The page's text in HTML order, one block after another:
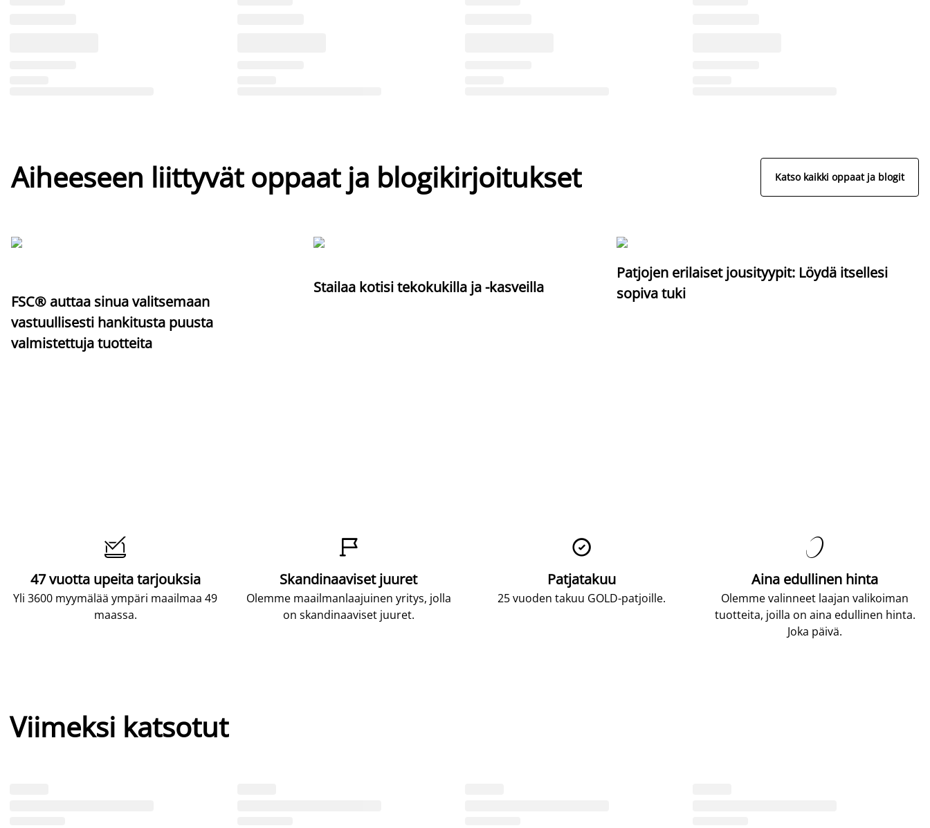
Aiheeseen liittyvät oppaat ja blogikirjoitukset Katso kaikki oppaat ja blogit
FSC® auttaa sinua valitsemaan
vastuullisesti hankitusta puusta
valmistettuja tuotteita
Stailaa kotisi tekokukilla ja -kasveilla
Patjojen erilaiset jousityypit: Löydä itsellesi
sopiva tuki

47 vuotta upeita tarjouksia
Yli 3600 myymälää ympäri maailmaa 49
maassa.

Skandinaaviset juuret
Olemme maailmanlaajuinen yritys, jolla
on skandinaaviset juuret.

Patjatakuu
25 vuoden takuu GOLD-patjoille.

Aina edullinen hinta
Olemme valinneet laajan valikoiman
tuotteita, joilla on aina edullinen hinta.
Joka päivä.
Viimeksi katsotut